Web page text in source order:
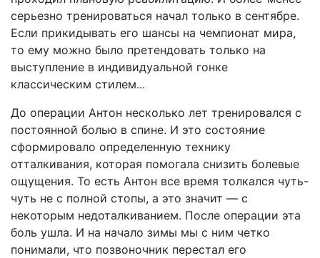
серьезно тренироваться начал только в сентябре.
Если прикидывать его шансы на чемпионат мира,
то ему можно было претендовать только на
выступление в индивидуальной гонке
классическим стилем...
До операции Антон несколько лет тренировался с
постоянной болью в спине. И это состояние
сформировало определенную технику
отталкивания, которая помогала снизить болевые
ощущения. То есть Антон все время толкался чуть-
чуть не с полной стопы, а это значит — с
некоторым недоталкиванием. После операции эта
боль ушла. И на начало зимы мы с ним четко
понимали, что позвоночник перестал его